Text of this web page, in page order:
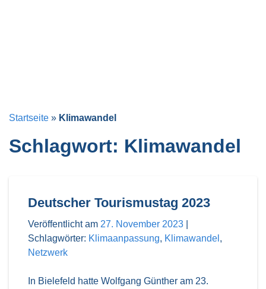
Startseite » Klimawandel
Schlagwort: Klimawandel
Deutscher Tourismustag 2023
Veröffentlicht am 27. November 2023
Schlagwörter: Klimaanpassung, Klimawandel ,
Netzwerk
In Bielefeld hatte Wolfgang Günther am 23.